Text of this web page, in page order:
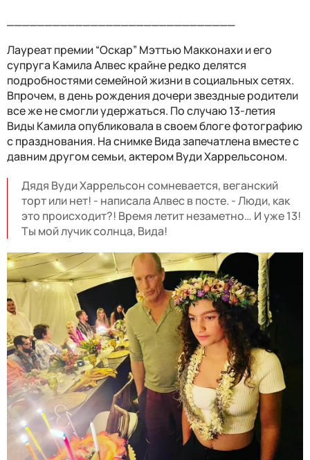
Лауреат премии “Оскар” Мэттью Макконахи и его
супруга Камила Алвес крайне редко делятся
подробностями семейной жизни в социальных сетях.
Впрочем, в день рождения дочери звездные родители
все же не смогли удержаться. По случаю 13-летия
Виды Камила опубликовала в своем блоге фотографию
с празднования. На снимке Вида запечатлена вместе с
давним другом семьи, актером Вуди Харрельсоном.
Дядя Вуди Харрельсон сомневается, веганский
торт или нет! - написала Алвес в посте. - Люди, как
это происходит?! Время летит незаметно… И уже 13!
Ты мой лучик солнца, Вида!